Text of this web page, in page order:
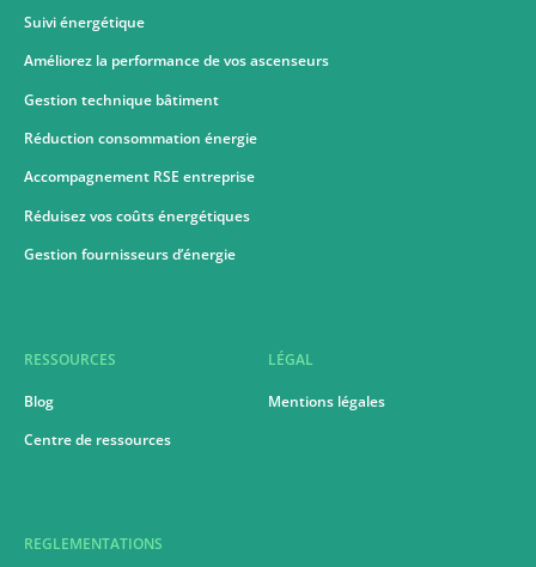
Suivi énergétique
Améliorez la performance de vos ascenseurs
Gestion technique bâtiment
Réduction consommation énergie
Accompagnement RSE entreprise
Réduisez vos coûts énergétiques
Gestion fournisseurs d’énergie
RESSOURCES
Blog
Centre de ressources
REGLEMENTATIONS
LÉGAL
Mentions légales